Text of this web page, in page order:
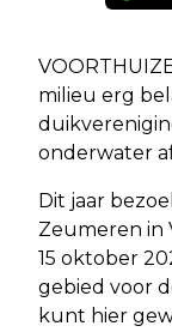
milieu erg
onderwater
Dit jaar
Zeumeren in
15 oktober
gebied voor
kunt hier